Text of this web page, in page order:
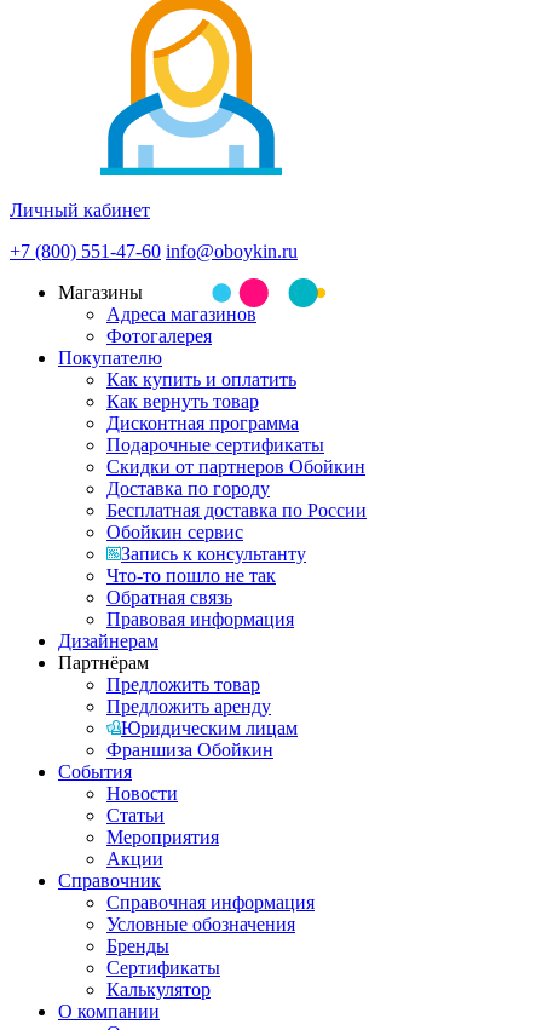
Личный кабинет
+7 (800) 551-47-60 info@oboykin.ru
Магазины
Адреса магазинов
Фотогалерея
Покупателю
Как купить и оплатить
Как вернуть товар
Дисконтная программа
Подарочные сертификаты
Скидки от партнеров Обойкин
Доставка по городу
Бесплатная доставка по России
Обойкин сервис
Запись к консультанту
Что-то пошло не так
Обратная связь
Правовая информация
Дизайнерам
Партнёрам
Предложить товар
Предложить аренду
Юридическим лицам
Франшиза Обойкин
События
Новости
Статьи
Мероприятия
Акции
Справочник
Справочная информация
Условные обозначения
Бренды
Сертификаты
Калькулятор
О компании